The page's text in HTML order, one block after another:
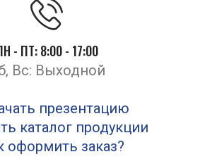
- ПТ: 8:00 - 17:00
Вс: Выходной
презентацию
каталог продукции
оформить заказ?